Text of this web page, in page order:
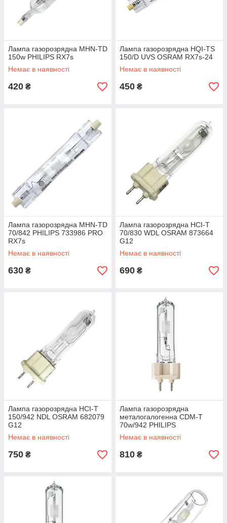
Лампа газорозрядна MHN-TD
150w PHILIPS RX7s
Немає в наявності
420 ₴
Лампа газорозрядна HQI-TS
150/D UVS OSRAM RX7s-24
Немає в наявності
450 ₴
Лампа газорозрядна MHN-TD
70/842 PHILIPS 733986 PRO
RX7s
Немає в наявності
630 ₴
Лампа газорозрядна HCI-T
70/830 WDL OSRAM 873664
G12
Немає в наявності
690 ₴
Лампа газорозрядна HCI-T
150/942 NDL OSRAM 682079
G12
Немає в наявності
750 ₴
Лампа газорозрядна
металогалогенна CDM-T
70w/942 PHILIPS
MASTERColour G12
Немає в наявності
810 ₴